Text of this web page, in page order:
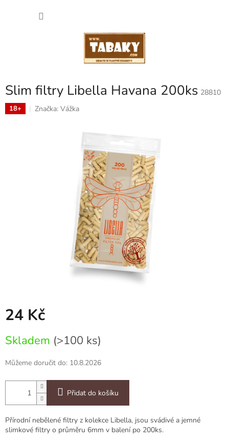
Slim filtry Libella Havana 200ks 28810
18+ Značka: Vážka
24 Kč
cena:
Skladem (>100 ks)
Můžeme doručit do: 10.8.2026
Přidat do košíku
Přírodní nebělené filtry z kolekce Libella, jsou svádivé a jemné
slimkové filtry o průměru 6mm v balení po 200ks.